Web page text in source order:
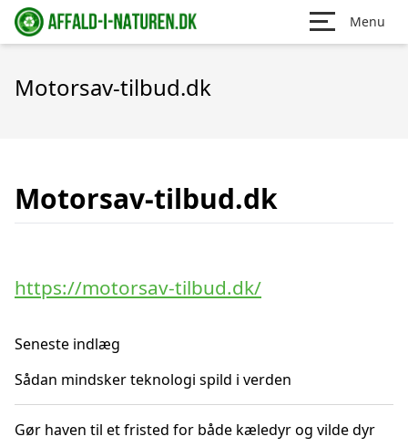
Menu
Motorsav-tilbud.dk
Motorsav-tilbud.dk
https://motorsav-tilbud.dk/
Seneste indlæg
Sådan mindsker teknologi spild i verden
Gør haven til et fristed for både kæledyr og vilde dyr